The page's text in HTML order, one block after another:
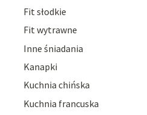
Fit słodkie
Fit wytrawne
Inne śniadania
Kanapki
Kuchnia chińska
Kuchnia francuska